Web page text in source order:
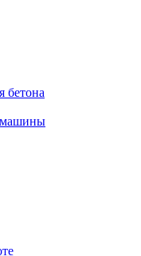
бетона
машины